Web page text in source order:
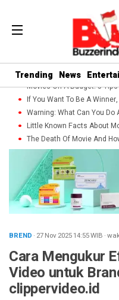
Trending News
Movies On A Budget: 5
If You Want To Be A
Warning: What Can You
Little Known Facts About
The Death Of Movie And
BREND · 27 Nov 202514:55WIB ·
Cara Mengukur
Video untuk
clippervideo.id